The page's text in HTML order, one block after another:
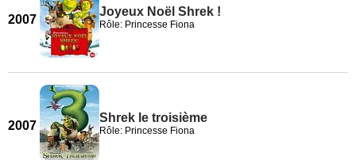
2007
Joyeux Noël Shrek !
Rôle: Princesse Fiona
2007
Shrek le troisième
Rôle: Princesse Fiona